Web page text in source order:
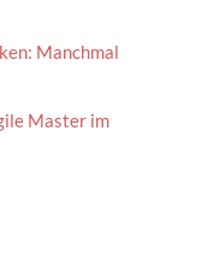
Manchmal
Master im